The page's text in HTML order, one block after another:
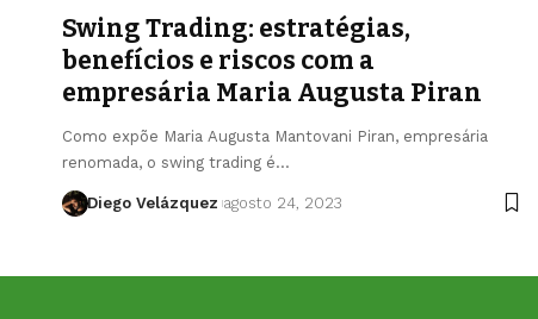
Swing Trading: estratégias,
benefícios e riscos com a
empresária Maria Augusta Piran
Como expõe Maria Augusta Mantovani Piran, empresária
renomada, o swing trading é…
Diego Velázquez agosto 24, 2023